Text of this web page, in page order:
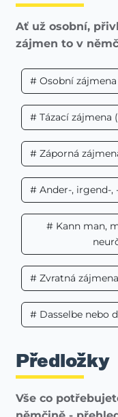
Ať už osobní,
zájmen to v
# Osobní zájmena
# Tázací zájmena
# Záporná
# Ander-, irgend-,
# Kann man,
# Zvratná zájmena
# Dasselbe nebo
Předložky
Vše co